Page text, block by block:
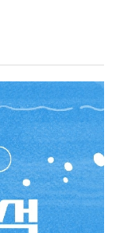
사항을 함께
활동카카오톡 ㅣ
시간 답변)
램 ㅣ
름방학의
중요한
직접 작성하고,
승객과 승무원
을
고, 칵테일
한 환경을
승무원이 된 것
기억에
많이 하는 고민은